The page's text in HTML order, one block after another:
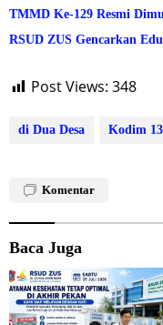
TMMD Ke-129 Resmi
RSUD ZUS Gencarkan
Post Views: 348
di Dua Desa Kodim
Komentar
Baca Juga